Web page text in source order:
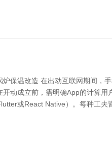
保温改造 在出动互联网期间，
动成立前，需明确App的计算
或React Native）。每种工夫